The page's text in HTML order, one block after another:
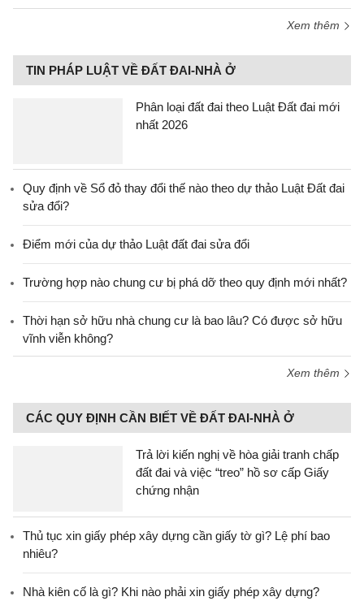
Xem thêm
TIN PHÁP LUẬT VỀ ĐẤT ĐAI-NHÀ Ở
Phân loại đất đai theo Luật Đất đai mới
nhất 2026
Quy định về Sổ đỏ thay đổi thế nào theo dự thảo Luật Đất đai
sửa đổi?
Điểm mới của dự thảo Luật đất đai sửa đổi
Trường hợp nào chung cư bị phá dỡ theo quy định mới nhất?
Thời hạn sở hữu nhà chung cư là bao lâu? Có được sở hữu
vĩnh viễn không?
Xem thêm
CÁC QUY ĐỊNH CẦN BIẾT VỀ ĐẤT ĐAI-NHÀ Ở
Trả lời kiến nghị về hòa giải tranh chấp
đất đai và việc “treo” hồ sơ cấp Giấy
chứng nhận
Thủ tục xin giấy phép xây dựng cần giấy tờ gì? Lệ phí bao
nhiêu?
Nhà kiên cố là gì? Khi nào phải xin giấy phép xây dựng?